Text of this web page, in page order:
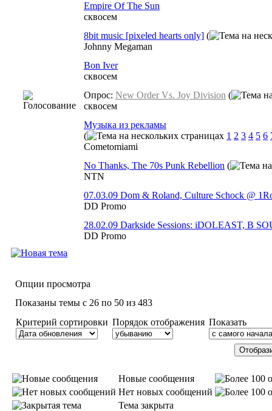
Empire Of The Sun
сквосем
8bit music [pixeled hearts only] (
Johnny Megaman
Bon Iver
сквосем
Опрос: New Order Vs. Joy Division (
сквосем
Музыка из рекламы
(
1 2 3 4 5 6
Cometomiami
No Thanks, The 70s Punk Rebellion (
NTN
07.03.09 Dom & Roland, Culture Schock @
DD Promo
28.02.09 Darkside Sessions: iDOLEAST, B
DD Promo
Опции просмотра
Показаны темы с 26 по 50 из 483
Критерий сортировки Порядок отображения Показать
Новые сообщения
Нет новых сообщений
Тема закрыта